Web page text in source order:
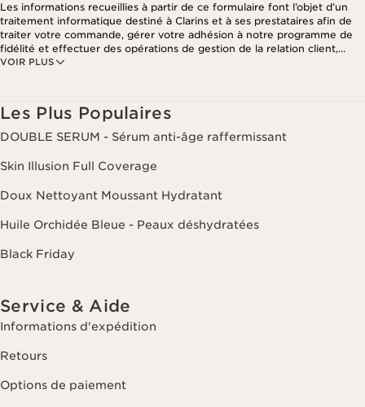
VOIR PLUS
Les informations recueillies à partir de ce formulaire font l’objet d’un
traitement informatique destiné à Clarins et à ses prestataires afin de
traiter votre commande, gérer votre adhésion à notre programme de
fidélité et effectuer des opérations de gestion de la relation client,
notamment pour vous adresser des offres personnalisées en fonction
Les Plus Populaires
DOUBLE SERUM - Sérum anti-âge raffermissant
Skin Illusion Full Coverage
Doux Nettoyant Moussant Hydratant
Huile Orchidée Bleue - Peaux déshydratées
Black Friday
Service & Aide
Informations d'expédition
Retours
Options de paiement